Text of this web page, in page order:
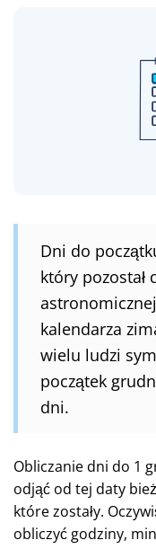
Dni do
który pozostał
kalendarza
wielu ludzi
początek
dni.
Obliczanie dni do 1
odjąć od tej daty
które zostały.
obliczyć godziny,